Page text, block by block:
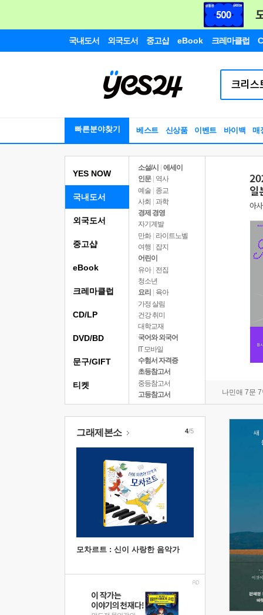
국내도서 외국도서 중고샵 eBook 크레마클럽
빠른분야찾기 베스트 신상품 이벤트 바이백 매
YES NOW
국내도서
소설/시
에세이
인문
역사
예술 | 종교
사회 | 과학
경제 경영
자기계발
만화 | 라이트노벨
여행
잡지
어린이
유아 | 전집
청소년
요리
육아
가정 살림
건강 취미
대학교재
국어와 외국어
IT 모바일
수험서 자격증
초등참고서
중등참고서
고등참고서
나민애 7문
외국도서
중고샵
eBook
크레마클럽
CD/LP
DVD/BD
문구/GIFT
티켓
그래제본소
모차르트 : 신이 사랑한 음악가
4/5